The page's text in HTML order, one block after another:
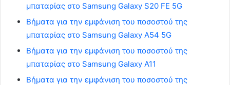
μπαταρίας στο Samsung Galaxy S20 FE 5G
Βήματα για την εμφάνιση του ποσοστού της
μπαταρίας στο Samsung Galaxy A54 5G
Βήματα για την εμφάνιση του ποσοστού της
μπαταρίας στο Samsung Galaxy A11
Βήματα για την εμφάνιση του ποσοστού της